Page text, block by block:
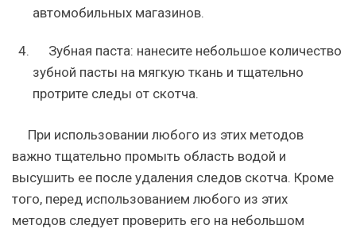
автомобильных магазинов.
Зубная паста: нанесите небольшое количество
зубной пасты на мягкую ткань и тщательно
протрите следы от скотча.
При использовании любого из этих методов
важно тщательно промыть область водой и
высушить ее после удаления следов скотча. Кроме
того, перед использованием любого из этих
методов следует проверить его на небольшом